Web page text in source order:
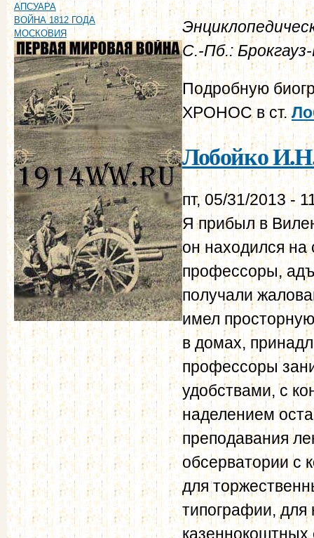
АПСУАРА
ВОЙНА 1812 ГОДА
МОСКОВИЯ
С.-Пб.:
Подробную
ХРОНОС в ст.
Лобойко
пт, 05/31/2013 -
Я прибыл в
он находился на
профессоры,
получали
имел
в домах,
профессоры
удобствами, с
наделением
преподавания
обсерватории с
для
типографии, для
казеннокоштных